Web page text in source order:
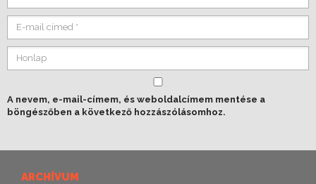
A nevem, e-mail-címem, és weboldalcímem mentése a
böngészőben a következő hozzászólásomhoz.
ARCHÍVUM